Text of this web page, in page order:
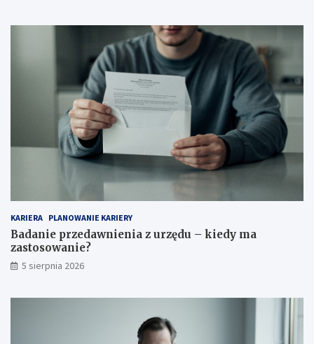
KARIERA PLANOWANIE KARIERY
Badanie przedawnienia z urzędu – kiedy ma
zastosowanie?
5 sierpnia 2026